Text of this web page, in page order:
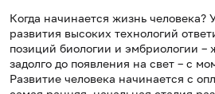
Когда начинается жизнь человека?
развития высоких технологий
позиций биологии и эмбриологии –
задолго до появления на свет – с
Развитие человека начинается с